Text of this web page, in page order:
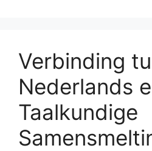
Verbinding
Nederlands
Taalkundige